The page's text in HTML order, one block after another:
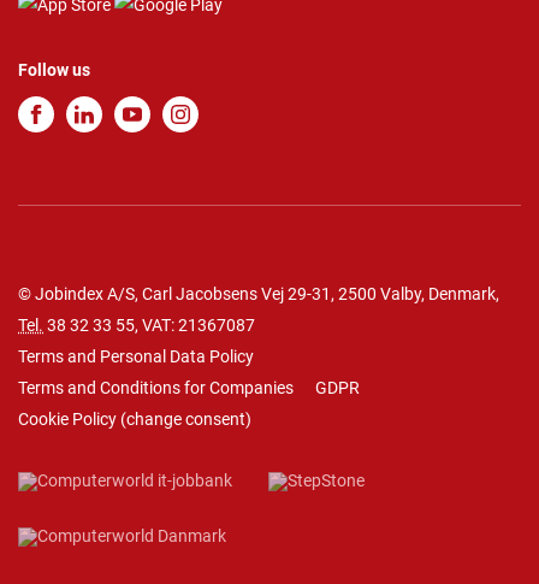
Follow us
© Jobindex A/S, Carl Jacobsens Vej 29-31, 2500 Valby, Denmark,
Tel. 38 32 33 55, VAT: 21367087
Terms and Personal Data Policy
Terms and Conditions for Companies
GDPR
Cookie Policy (change consent)